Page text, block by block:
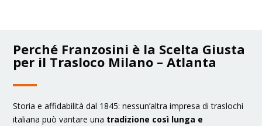
Perché Franzosini è la Scelta Giusta
per il Trasloco Milano – Atlanta
Storia e affidabilità dal 1845: nessun’altra impresa di traslochi
italiana può vantare una tradizione così lunga e